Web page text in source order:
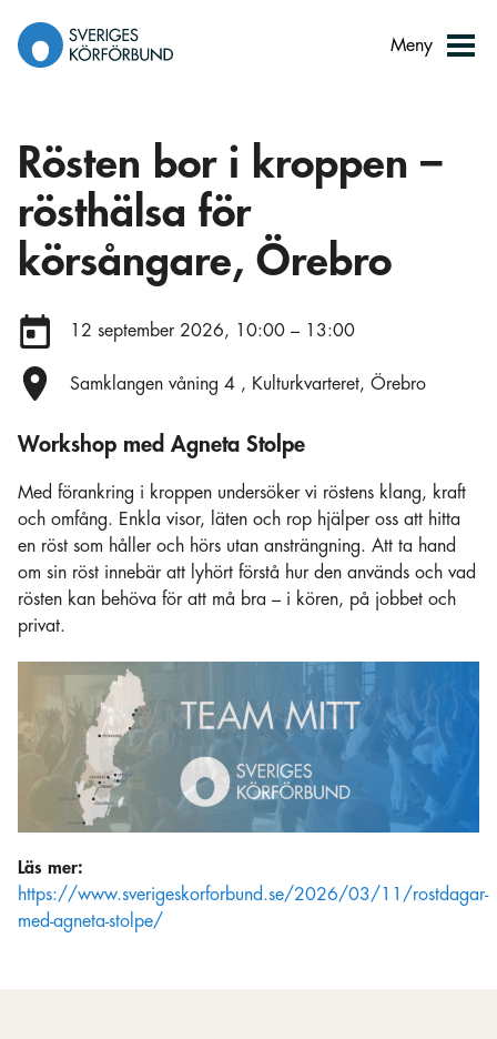
innehåll
Meny
Rösten bor i kroppen –
rösthälsa för
körsångare, Örebro
Datum:
12 september 2026, 10:00 – 13:00
Plats:
Samklangen våning 4 , Kulturkvarteret, Örebro
Workshop med Agneta Stolpe
Med förankring i kroppen undersöker vi röstens klang, kraft
och omfång. Enkla visor, läten och rop hjälper oss att hitta
en röst som håller och hörs utan ansträngning. Att ta hand
om sin röst innebär att lyhört förstå hur den används och vad
rösten kan behöva för att må bra – i kören, på jobbet och
privat.
Läs mer:
https://www.sverigeskorforbund.se/2026/03/11/rostdagar-
med-agneta-stolpe/